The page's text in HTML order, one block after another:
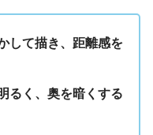
して描き、距離感を
るく、奥を暗くする